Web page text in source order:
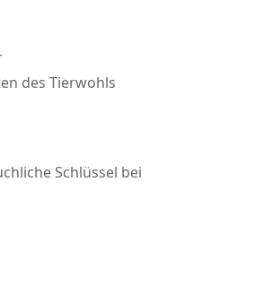
des Tierwohls
Schlüssel bei